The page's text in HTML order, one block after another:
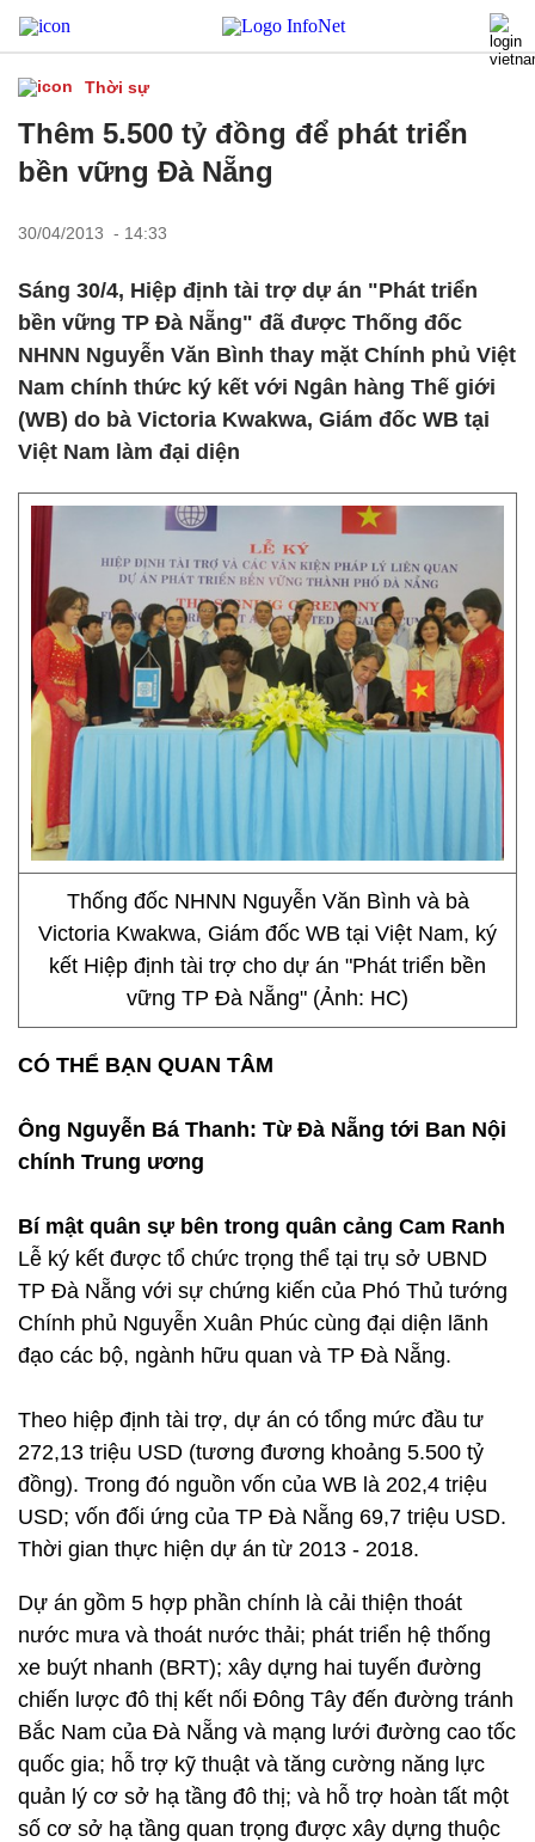
Thời sự
Thêm 5.500 tỷ đồng để phát triển
bền vững Đà Nẵng
30/04/2013 - 14:33
Sáng 30/4, Hiệp định tài trợ dự án "Phát triển
bền vững TP Đà Nẵng" đã được Thống đốc
NHNN Nguyễn Văn Bình thay mặt Chính phủ Việt
Nam chính thức ký kết với Ngân hàng Thế giới
(WB) do bà Victoria Kwakwa, Giám đốc WB tại
Việt Nam làm đại diện
Thống đốc NHNN Nguyễn Văn Bình và bà
Victoria Kwakwa, Giám đốc WB tại Việt Nam, ký
kết Hiệp định tài trợ cho dự án "Phát triển bền
vững TP Đà Nẵng" (Ảnh: HC)
CÓ THỂ BẠN QUAN TÂM
Ông Nguyễn Bá Thanh: Từ Đà Nẵng tới Ban Nội
chính Trung ương
Bí mật quân sự bên trong quân cảng Cam Ranh
Lễ ký kết được tổ chức trọng thể tại trụ sở UBND
TP Đà Nẵng với sự chứng kiến của Phó Thủ tướng
Chính phủ Nguyễn Xuân Phúc cùng đại diện lãnh
đạo các bộ, ngành hữu quan và TP Đà Nẵng.
Theo hiệp định tài trợ, dự án có tổng mức đầu tư
272,13 triệu USD (tương đương khoảng 5.500 tỷ
đồng). Trong đó nguồn vốn của WB là 202,4 triệu
USD; vốn đối ứng của TP Đà Nẵng 69,7 triệu USD.
Thời gian thực hiện dự án từ 2013 - 2018.
Dự án gồm 5 hợp phần chính là cải thiện thoát
nước mưa và thoát nước thải; phát triển hệ thống
xe buýt nhanh (BRT); xây dựng hai tuyến đường
chiến lược đô thị kết nối Đông Tây đến đường tránh
Bắc Nam của Đà Nẵng và mạng lưới đường cao tốc
quốc gia; hỗ trợ kỹ thuật và tăng cường năng lực
quản lý cơ sở hạ tầng đô thị; và hỗ trợ hoàn tất một
số cơ sở hạ tầng quan trọng được xây dựng thuộc